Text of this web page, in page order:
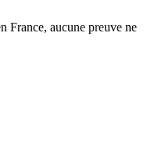
France, aucune preuve ne